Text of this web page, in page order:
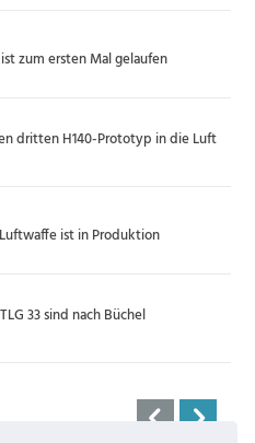
zum ersten Mal gelaufen
dritten H140-Prototyp in die Luft
ist in Produktion
33 sind nach Büchel